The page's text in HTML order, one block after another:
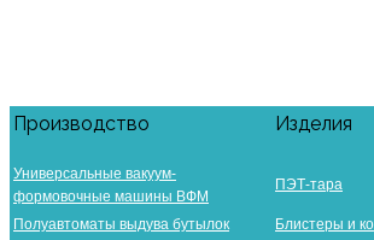
Производство Изделия
Универсальные вакуум-
формовочные машины ВФМ
ПЭТ-тара
Полуавтоматы выдува бутылок Блистеры и